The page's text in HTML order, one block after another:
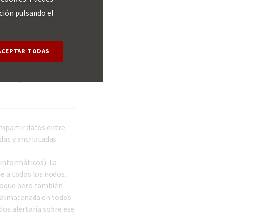
forma genérica se
datos. También se
turísticos a
para
datos entre
y encriptadas.
La
a todos los nodos.
pero también
en todos
alertaría sobre ese
pulsando el
TODAS